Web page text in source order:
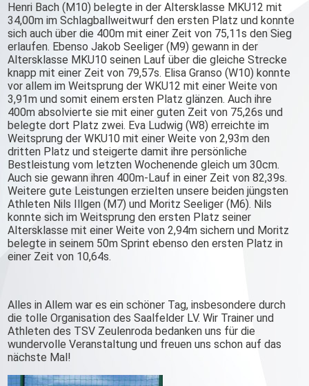
Henri Bach (M10) belegte in der Altersklasse MKU12 mit
34,00m im Schlagballweitwurf den ersten Platz und konnte
sich auch über die 400m mit einer Zeit von 75,11s den Sieg
erlaufen. Ebenso Jakob Seeliger (M9) gewann in der
Altersklasse MKU10 seinen Lauf über die gleiche Strecke
knapp mit einer Zeit von 79,57s. Elisa Granso (W10) konnte
vor allem im Weitsprung der WKU12 mit einer Weite von
3,91m und somit einem ersten Platz glänzen. Auch ihre
400m absolvierte sie mit einer guten Zeit von 75,26s und
belegte dort Platz zwei. Eva Ludwig (W8) erreichte im
Weitsprung der WKU10 mit einer Weite von 2,93m den
dritten Platz und steigerte damit ihre persönliche
Bestleistung vom letzten Wochenende gleich um 30cm.
Auch sie gewann ihren 400m-Lauf in einer Zeit von 82,39s.
Weitere gute Leistungen erzielten unsere beiden jüngsten
Athleten Nils Illgen (M7) und Moritz Seeliger (M6). Nils
konnte sich im Weitsprung den ersten Platz seiner
Altersklasse mit einer Weite von 2,94m sichern und Moritz
belegte in seinem 50m Sprint ebenso den ersten Platz in
einer Zeit von 10,64s.
Alles in Allem war es ein schöner Tag, insbesondere durch
die tolle Organisation des Saalfelder LV. Wir Trainer und
Athleten des TSV Zeulenroda bedanken uns für die
wundervolle Veranstaltung und freuen uns schon auf das
nächste Mal!